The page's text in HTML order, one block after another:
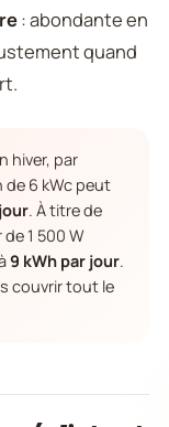
: abondante en
quand
hiver, par
6 kWc peut
. À titre de
1 500 W
9 kWh par jour.
couvrir tout le